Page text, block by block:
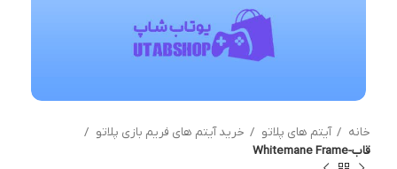
خانه آیتم های پلاتو
خرید آیتم های فریم بازی پلاتو
قاب-Whitemane Frame